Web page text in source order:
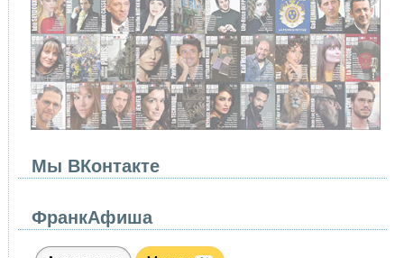
Мы ВКонтакте
ФранкАфиша